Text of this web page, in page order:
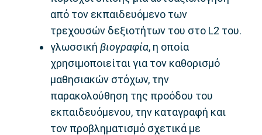
από τον εκπαιδευόμενο των
τρεχουσών δεξιοτήτων του στο L2 του.
γλωσσικήβιογραφία, η οποία
χρησιμοποιείται για τον καθορισμό
μαθησιακών στόχων, την
παρακολούθηση της προόδου του
εκπαιδευόμενου, την καταγραφή και
τον προβληματισμό σχετικά με